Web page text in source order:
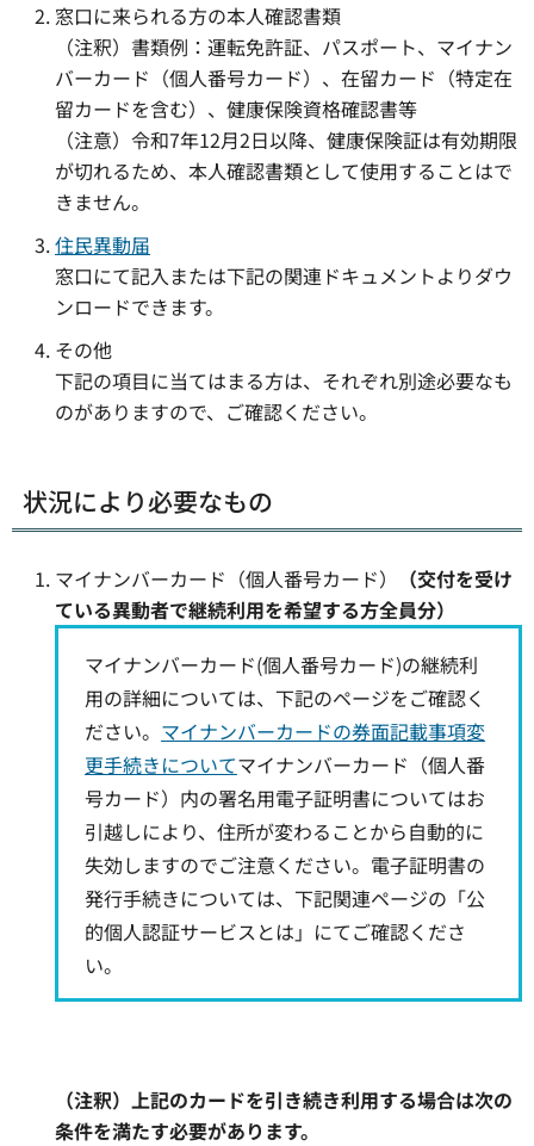
窓口に来られる方の本人確認書類
（注釈）書類例：運転免許証、パスポート、マイナン
バーカード（個人番号カード）、在留カード（特定在
留カードを含む）、健康保険資格確認書等
（注意）令和7年12月2日以降、健康保険証は有効期限
が切れるため、本人確認書類として使用することはで
きません。
住民異動届
窓口にて記入または下記の関連ドキュメントよりダウ
ンロードできます。
その他
下記の項目に当てはまる方は、それぞれ別途必要なも
のがありますので、ご確認ください。
状況により必要なもの
マイナンバーカード（個人番号カード）
（交付を受け
ている異動者で継続利用を希望する方全員分）
マイナンバーカード(個人番号カード)の継続利
用の詳細については、下記のページをご確認く
ださい。 マイナンバーカードの券面記載事項変
更手続きについてマイナンバーカード（個人番
号カード）内の署名用電子証明書についてはお
引越しにより、住所が変わることから自動的に
失効しますのでご注意ください。電子証明書の
発行手続きについては、下記関連ページの「公
的個人認証サービスとは」にてご確認くださ
い。
（注釈）上記のカードを引き続き利用する場合は次の
条件を満たす必要があります。